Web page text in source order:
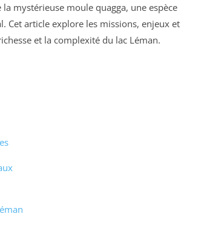
la mystérieuse moule quagga, une espèce
Cet article explore les missions, enjeux et
et la complexité du lac Léman.